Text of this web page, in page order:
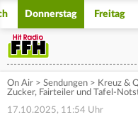
Donnerstag Freitag
On Air > Sendungen > Kreuz &
Zucker, Fairteiler und Tafel-
17.10.2025, 11:54 Uhr